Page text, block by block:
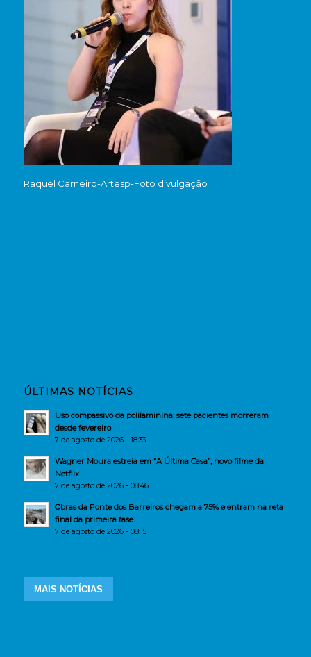
Raquel Carneiro-Artesp-Foto divulgação
ÚLTIMAS NOTÍCIAS
Uso compassivo da polilaminina: sete pacientes morreram
desde fevereiro
7 de agosto de 2026 - 18:33
Wagner Moura estreia em “A Última Casa”, novo filme da
Netflix
7 de agosto de 2026 - 08:46
Obras da Ponte dos Barreiros chegam a 75% e entram na reta
final da primeira fase
7 de agosto de 2026 - 08:15
MAIS NOTÍCIAS